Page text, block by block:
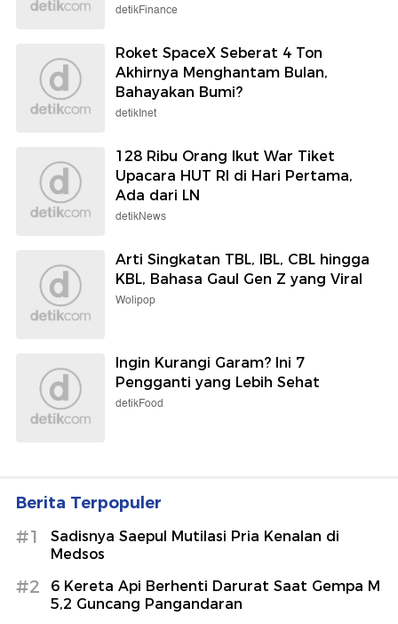
detikFinance
Roket SpaceX Seberat 4 Ton
Akhirnya Menghantam Bulan,
Bahayakan Bumi?
detikInet
128 Ribu Orang Ikut War Tiket
Upacara HUT RI di Hari Pertama,
Ada dari LN
detikNews
Arti Singkatan TBL, IBL, CBL hingga
KBL, Bahasa Gaul Gen Z yang Viral
Wolipop
Ingin Kurangi Garam? Ini 7
Pengganti yang Lebih Sehat
detikFood
Berita Terpopuler
#1
Sadisnya Saepul Mutilasi Pria Kenalan di
Medsos
#2
6 Kereta Api Berhenti Darurat Saat Gempa M
5,2 Guncang Pangandaran